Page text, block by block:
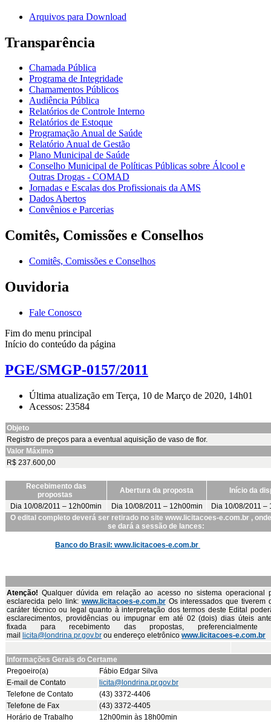
Arquivos para Download
Transparência
Chamada Pública
Programa de Integridade
Chamamentos Públicos
Audiência Pública
Relatórios de Controle Interno
Relatórios de Estoque
Programação Anual de Saúde
Relatório Anual de Gestão
Plano Municipal de Saúde
Conselho Municipal de Políticas Públicas sobre Álcool e
Outras Drogas - COMAD
Jornadas e Escalas dos Profissionais da AMS
Dados Abertos
Convênios e Parcerias
Comitês, Comissões e Conselhos
Comitês, Comissões e Conselhos
Ouvidoria
Fale Conosco
Fim do menu principal
Início do conteúdo da página
PGE/SMGP-0157/2011
Última atualização em Terça, 10 de Março de 2020, 14h01
Acessos: 23584
Objeto
Registro de preços para a eventual aquisição de vaso de flor.
Valor Máximo
R$ 237.600,00
Recebimento das
propostas
Abertura da proposta
Início da
Dia 10/08/2011 – 12h00min
Dia 10/08/2011 – 12h00min
Dia 10/08/2011 –
O edital completo deverá ser retirado no site www.licitacoes-e.com.br ,
se dará a sessão de lances:
Banco do Brasil: www.licitacoes-e.com.br
Atenção! Qualquer dúvida em relação ao acesso no sistema operacional
esclarecida pelo link: www.licitacoes-e.com.brOs interessados que tiverem
caráter técnico ou legal quanto à interpretação dos termos deste Edital
esclarecimentos, providências ou impugnar em até 02 (dois) dias úteis
fixada para recebimento das propostas,
mail
licita@londrina.pr.gov.br ou endereço eletrônico www.licitacoes-e.com.br
Informações Gerais do Certame
Pregoeiro(a)
Fábio Edgar Silva
E-mail de Contato
licita@londrina.pr.gov.br
Telefone de Contato
(43) 3372-4406
Telefone de Fax
(43) 3372-4405
Horário de Trabalho
12h00min às 18h00min